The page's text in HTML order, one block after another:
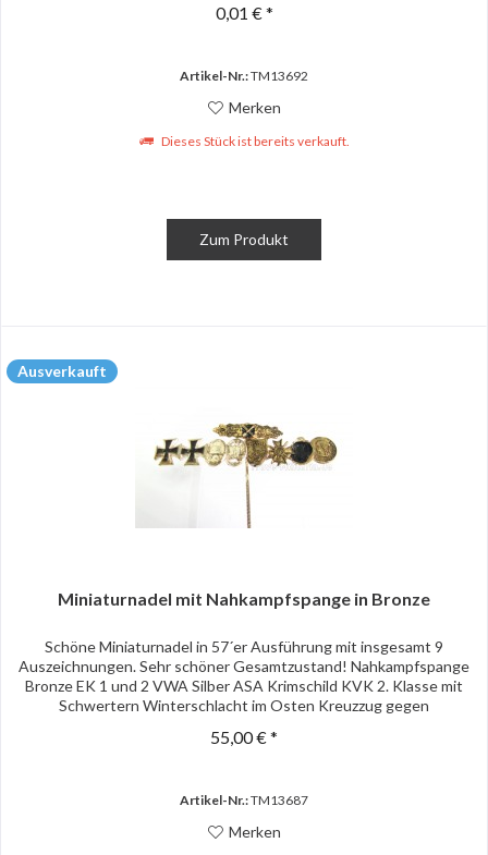
0,01 € *
Artikel-Nr.:TM13692
Merken
Dieses Stück ist bereits verkauft.
Zum Produkt
Ausverkauft
Miniaturnadel mit Nahkampfspange in Bronze
Schöne Miniaturnadel in 57´er Ausführung mit insgesamt 9
Auszeichnungen. Sehr schöner Gesamtzustand! Nahkampfspange
Bronze EK 1 und 2 VWA Silber ASA Krimschild KVK 2. Klasse mit
Schwertern Winterschlacht im Osten Kreuzzug gegen
55,00 € *
Artikel-Nr.:TM13687
Merken